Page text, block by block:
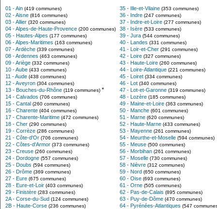
01 - Ain (419 communes)
02 - Aisne (816 communes)
03 - Allier (320 communes)
04 - Alpes-de-Haute-Provence (200 communes)
05 - Hautes-Alpes (177 communes)
06 - Alpes-Maritimes (163 communes)
07 - Ardèche (339 communes)
08 - Ardennes (463 communes)
09 - Ariège (332 communes)
10 - Aube (433 communes)
11 - Aude (438 communes)
12 - Aveyron (304 communes)
13 - Bouches-du-Rhône (119 communes) *
14 - Calvados (706 communes)
15 - Cantal (260 communes)
16 - Charente (404 communes)
17 - Charente-Maritime (472 communes)
18 - Cher (290 communes)
19 - Corrèze (286 communes)
21 - Côte-d'Or (706 communes)
22 - Côtes-d'Armor (373 communes)
23 - Creuse (260 communes)
24 - Dordogne (557 communes)
25 - Doubs (594 communes)
26 - Drôme (369 communes)
27 - Eure (675 communes)
28 - Eure-et-Loir (403 communes)
29 - Finistère (283 communes)
2A - Corse-du-Sud (124 communes)
2B - Haute-Corse (236 communes)
35 - Ille-et-Vilaine (353 communes)
36 - Indre (247 communes)
37 - Indre-et-Loire (277 communes)
38 - Isère (533 communes)
39 - Jura (544 communes)
40 - Landes (331 communes)
41 - Loir-et-Cher (291 communes)
42 - Loire (327 communes)
43 - Haute-Loire (260 communes)
44 - Loire-Atlantique (221 communes)
45 - Loiret (334 communes)
46 - Lot (340 communes)
47 - Lot-et-Garonne (319 communes)
48 - Lozère (185 communes)
49 - Maine-et-Loire (363 communes)
50 - Manche (601 communes)
51 - Marne (620 communes)
52 - Haute-Marne (433 communes)
53 - Mayenne (261 communes)
54 - Meurthe-et-Moselle (594 communes)
55 - Meuse (500 communes)
56 - Morbihan (261 communes)
57 - Moselle (730 communes)
58 - Nièvre (312 communes)
59 - Nord (650 communes)
60 - Oise (693 communes)
61 - Orne (505 communes)
62 - Pas-de-Calais (895 communes)
63 - Puy-de-Dôme (470 communes)
64 - Pyrénées-Atlantiques (547